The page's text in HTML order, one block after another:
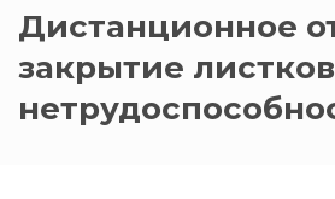
Дистанционное
закрытие листков